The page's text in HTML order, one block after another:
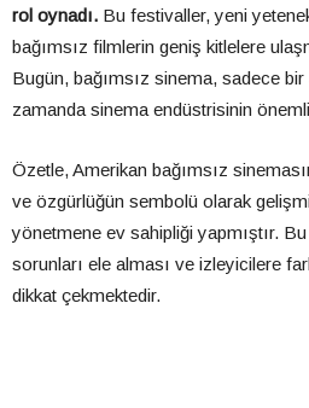
rol oynadı. Bu festivaller, yeni
bağımsız filmlerin geniş kitlelere
Bugün, bağımsız sinema, sadece bir
zamanda sinema endüstrisinin
Özetle, Amerikan bağımsız
ve özgürlüğün sembolü olarak
yönetmene ev sahipliği yapmıştır.
sorunları ele alması ve izleyicilere
dikkat çekmektedir.